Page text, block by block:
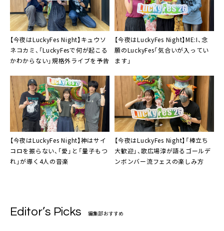
【今夜はLuckyFes Night】キュウソ
ネコカミ、「LuckyFesで何が起こる
かわからない」規格外ライブを予告
【今夜はLuckyFes Night】ME:I、念
願のLuckyFes「気合いが入ってい
ます」
【今夜はLuckyFes Night】神はサイ
コロを振らない、「愛」と「量子もつ
れ」が導く4人の音楽
【今夜はLuckyFes Night】「棒立ち
大歓迎」、歌広場淳が語るゴールデ
ンボンバー流フェスの楽しみ方
Editor’s Picks 編集部おすすめ